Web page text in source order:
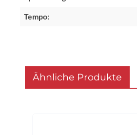
Tempo:
Ähnliche Produkte